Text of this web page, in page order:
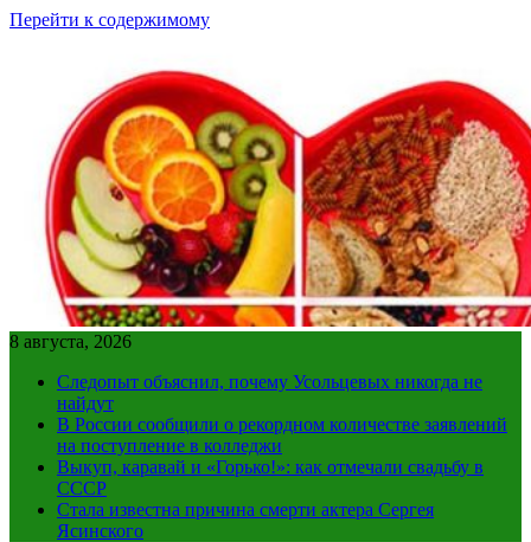
Перейти к содержимому
8 августа, 2026
Следопыт объяснил, почему Усольцевых никогда не
найдут
В России сообщили о рекордном количестве заявлений
на поступление в колледжи
Выкуп, каравай и «Горько!»: как отмечали свадьбу в
СССР
Стала известна причина смерти актера Сергея
Ясинского